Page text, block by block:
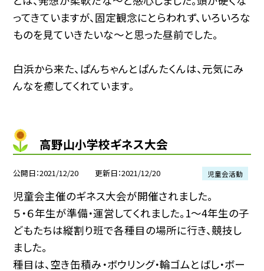
ってきていますが、固定観念にとらわれず、いろいろな
ものを見ていきたいな〜と思った昼前でした。
白浜から来た、ぱんちゃんとぱんたくんは、元気にみ
んなを癒してくれています。
高野山小学校ギネス大会
公開日 2021/12/20 更新日 2021/12/20 児童会活動
児童会主催のギネス大会が開催されました。
５・６年生が準備・運営してくれました。1〜4年生の子
どもたちは縦割り班で各種目の場所に行き、競技し
ました。
種目は、空き缶積み・ボウリング・輪ゴムとばし・ボー